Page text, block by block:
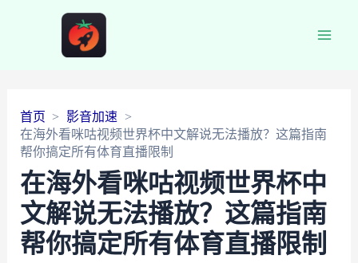
首页
影音加速
在海外看咪咕视频世界杯中文解说无法播放？这篇指南
帮你搞定所有体育直播限制
在海外看咪咕视频世界杯中
文解说无法播放？这篇指南
帮你搞定所有体育直播限制